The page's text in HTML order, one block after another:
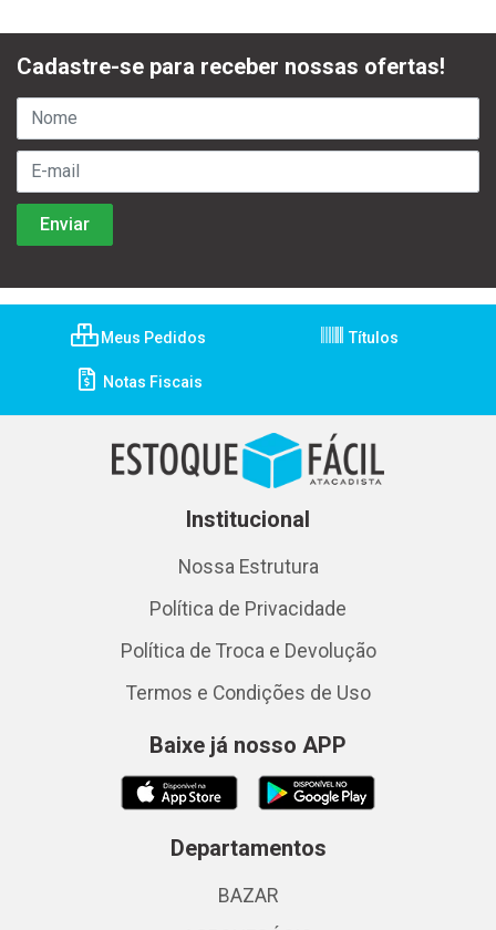
Cadastre-se para receber nossas ofertas!
Meus Pedidos Títulos
Notas Fiscais
Institucional
Nossa Estrutura
Política de Privacidade
Política de Troca e Devolução
Termos e Condições de Uso
Baixe já nosso APP
Departamentos
BAZAR